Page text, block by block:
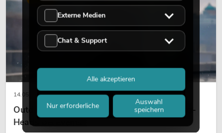
14.05.2026
Outdoor Moving-Heads: Wetterfeste Moving-
Heads bei Events
Externe Medien
Chat & Support
Nur erforderliche
Auswahl
speichern
Alle akzeptieren